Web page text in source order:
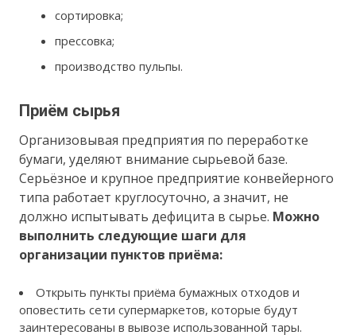
сортировка;
прессовка;
производство пульпы.
Приём сырья
Организовывая предприятия по переработке
бумаги, уделяют внимание сырьевой базе.
Серьёзное и крупное предприятие конвейерного
типа работает круглосуточно, а значит, не
должно испытывать дефицита в сырье. Можно
выполнить следующие шаги для
организации пунктов приёма:
Открыть пункты приёма бумажных отходов и
оповестить сети супермаркетов, которые будут
заинтересованы в вывозе использованной тары.